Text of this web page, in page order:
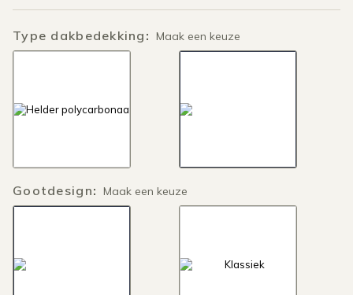
Type dakbedekking : Maak een keuze
Gootdesign: Maak een keuze